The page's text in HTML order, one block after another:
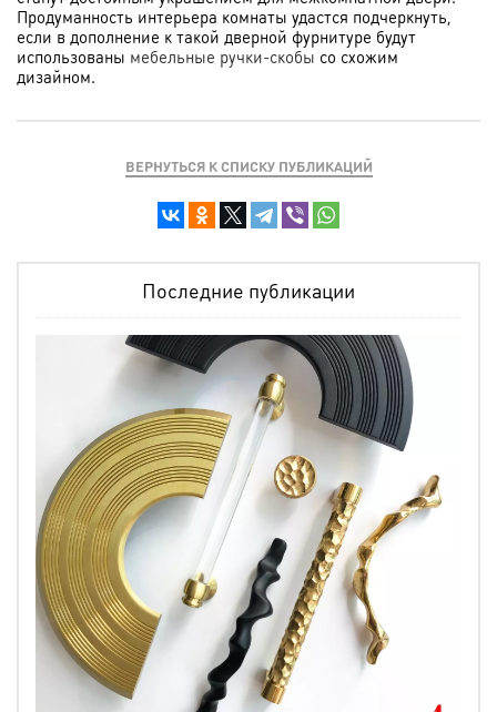
Продуманность интерьера комнаты удастся подчеркнуть,
если в дополнение к такой дверной фурнитуре будут
использованы мебельные ручки-скобы со схожим
дизайном.
ВЕРНУТЬСЯ К СПИСКУ ПУБЛИКАЦИЙ
Последние публикации